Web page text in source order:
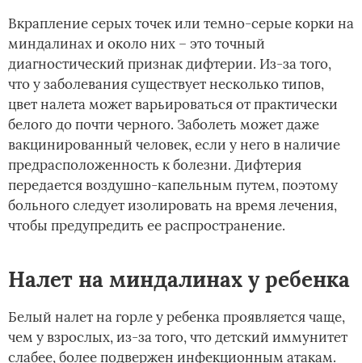
Вкрапление серых точек или темно-серые корки на
миндалинах и около них – это точный
диагностический признак дифтерии. Из-за того,
что у заболевания существует несколько типов,
цвет налета может варьироваться от практически
белого до почти черного. Заболеть может даже
вакцинированный человек, если у него в наличие
предрасположенность к болезни. Дифтерия
передается воздушно-капельным путем, поэтому
больного следует изолировать на время лечения,
чтобы предупредить ее распространение.
Налет на миндалинах у ребенка
Белый налет на горле у ребенка проявляется чаще,
чем у взрослых, из-за того, что детский иммунитет
слабее, более подвержен инфекционным атакам.